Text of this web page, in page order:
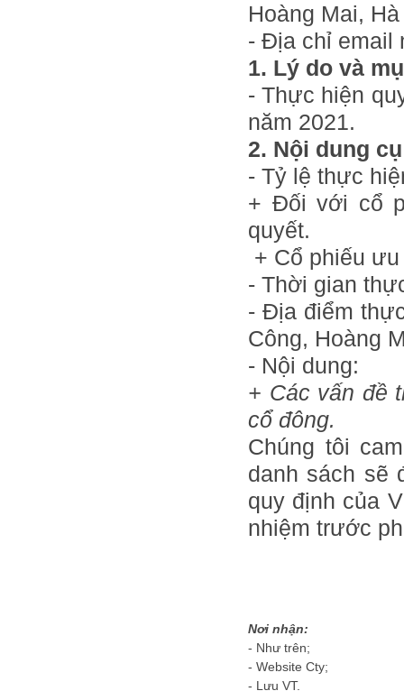
Hoàng Mai,
- Địa chỉ email
1. Lý do và
- Thực hiện
năm 2021.
2. Nội dung
- Tỷ lệ thực
+ Đối với cổ
quyết.
+ Cổ phiếu
- Thời gian
- Địa điểm
Công, Hoàng
-
+ Các vấn đề
cổ đông.
Chúng tôi
danh sách sẽ
quy định của
nhiệm trước
Nơi nhận:
- Như trên;
- Website Cty;
- Lưu VT.